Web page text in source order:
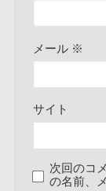
メール ※
サイト
次回のコ
の名前、